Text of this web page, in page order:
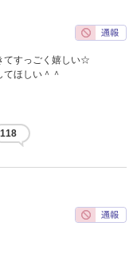
てすっごく嬉しい☆
ほしい＾＾
118